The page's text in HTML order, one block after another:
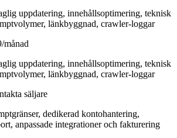
uppdatering, innehållsoptimering, teknisk
länkbyggnad, crawler-loggar
månad
uppdatering, innehållsoptimering, teknisk
länkbyggnad, crawler-loggar
säljare
dedikerad kontohantering,
anpassade integrationer och fakturering